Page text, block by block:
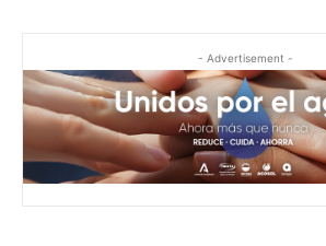
- Advertisement -